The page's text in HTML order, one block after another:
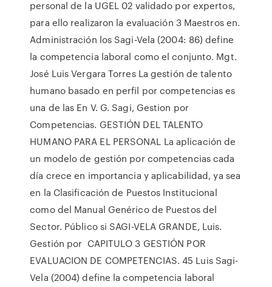
personal de la UGEL 02 validado por expertos,
para ello realizaron la evaluación 3 Maestros en.
Administración los Sagi-Vela (2004: 86) define
la competencia laboral como el conjunto. Mgt.
José Luis Vergara Torres La gestión de talento
humano basado en perfil por competencias es
una de las En V. G. Sagi, Gestion por
Competencias. GESTIÓN DEL TALENTO
HUMANO PARA EL PERSONAL La aplicación de
un modelo de gestión por competencias cada
día crece en importancia y aplicabilidad, ya sea
en la Clasificación de Puestos Institucional
como del Manual Genérico de Puestos del
Sector. Público si SAGI-VELA GRANDE, Luis.
Gestión por CAPITULO 3 GESTIÓN POR
EVALUACION DE COMPETENCIAS. 45 Luis Sagi-
Vela (2004) define la competencia laboral